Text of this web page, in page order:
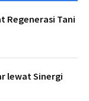
Regenerasi Tani
lewat Sinergi